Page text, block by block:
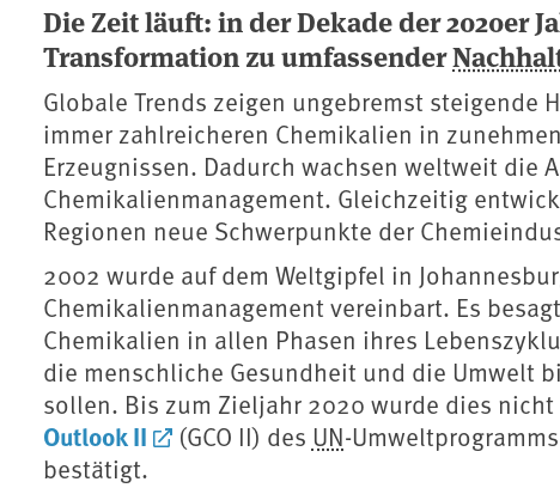
Die Zeit läuft: in der Dekade der 2020er
Transformation zu umfassender
Globale Trends zeigen ungebremst steigende
immer zahlreicheren Chemikalien in
Erzeugnissen. Dadurch wachsen weltweit die
Chemikalienmanagement. Gleichzeitig
Regionen neue Schwerpunkte der
2002 wurde auf dem Weltgipfel in
Chemikalienmanagement vereinbart. Es
Chemikalien in allen Phasen ihres
die menschliche Gesundheit und die Umwelt
sollen. Bis zum Zieljahr 2020 wurde dies
Outlook II
(GCO II) des UN-
bestätigt.